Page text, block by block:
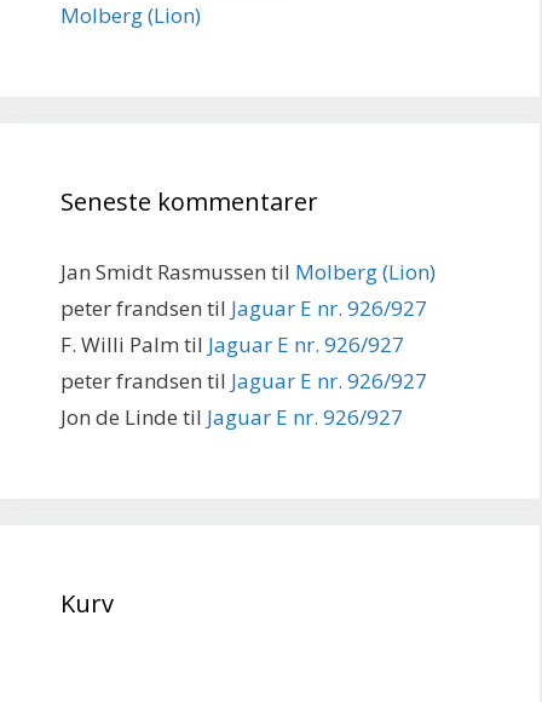
Molberg (Lion)
Seneste kommentarer
Jan Smidt Rasmussen til Molberg (Lion)
peter frandsen til Jaguar E nr. 926/927
F. Willi Palm til Jaguar E nr. 926/927
peter frandsen til Jaguar E nr. 926/927
Jon de Linde til Jaguar E nr. 926/927
Kurv